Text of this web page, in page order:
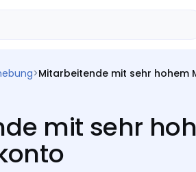
>Mitarbeitende mit sehr hohem
mit sehr